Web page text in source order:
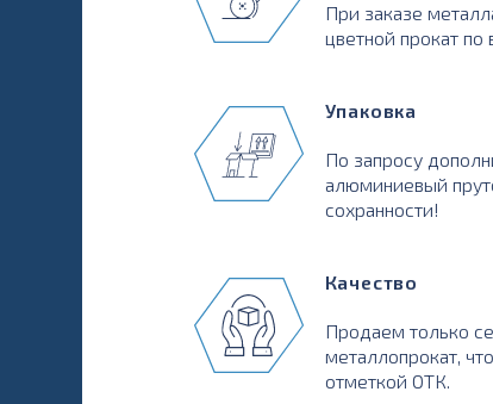
При заказе
цветной прокат
Упаковка
По запросу
алюминиевый
сохранности!
Качество
Продаем только
металлопрокат,
отметкой ОТК.